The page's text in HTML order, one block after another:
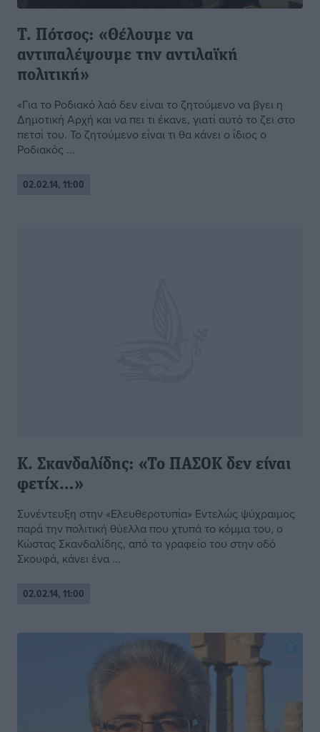
Τ. Πότσος: «Θέλουμε να
αντιπαλέψουμε την αντιλαϊκή
πολιτική»
«Για το Ροδιακό λαό δεν είναι το ζητούμενο να βγει η
Δημοτική Αρχή και να πει τι έκανε, γιατί αυτό το ζει στο
πετσί του. Το ζητούμενο είναι τι θα κάνει ο ίδιος ο
Ροδιακός ...
02.02.14, 11:00
Κ. Σκανδαλίδης: «Το ΠΑΣΟΚ δεν είναι
φετίχ…»
Συνέντευξη στην «Ελευθεροτυπία» Εντελώς ψύχραιμος
παρά την πολιτική θύελλα που χτυπά το κόμμα του, ο
Κώστας Σκανδαλίδης, από το γραφείο του στην οδό
Σκουφά, κάνει ένα ...
02.02.14, 11:00